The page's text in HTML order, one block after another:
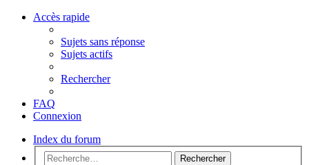
Accès rapide
Sujets sans réponse
Sujets actifs
Rechercher
FAQ
Connexion
Index du forum
Rechercher